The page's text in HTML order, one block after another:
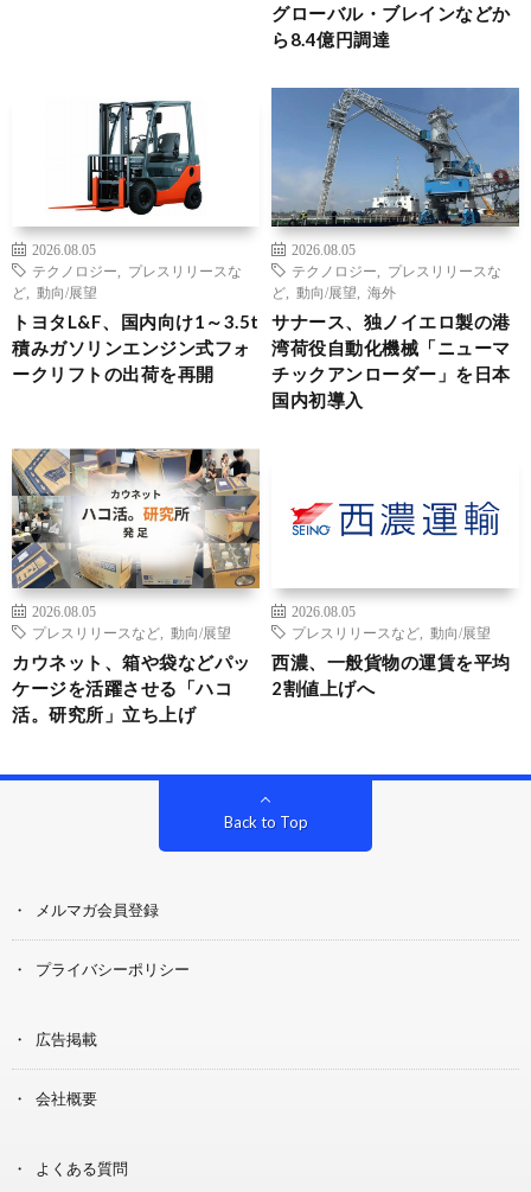
グローバル・ブレインなどか
ら8.4億円調達
2026.08.05
テクノロジー
プレスリリースな
ど
動向/展望
トヨタL&F、国内向け1～3.5t
積みガソリンエンジン式フォ
ークリフトの出荷を再開
2026.08.05
テクノロジー
プレスリリースな
ど
動向/展望 海外
サナース、独ノイエロ製の港
湾荷役自動化機械「ニューマ
チックアンローダー」を日本
国内初導入
2026.08.05
プレスリリースなど
動向/展望
カウネット、箱や袋などパッ
ケージを活躍させる「ハコ
活。研究所」立ち上げ
2026.08.05
プレスリリースなど
動向/展望
西濃、一般貨物の運賃を平均
2割値上げへ
Back to Top
メルマガ会員登録
プライバシーポリシー
広告掲載
会社概要
よくある質問